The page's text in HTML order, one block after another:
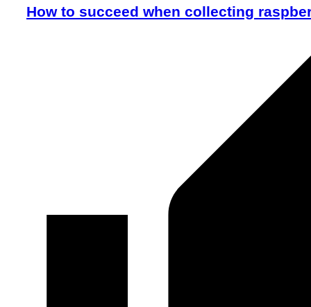
How to succeed when collecting